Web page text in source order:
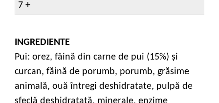
7 +
INGREDIENTE
Pui: orez, făină din carne de pui (15%) şi
curcan, făină de porumb, porumb, grăsime
animală, ouă întregi deshidratate, pulpă de
sfeclă deshidratată, minerale, enzime